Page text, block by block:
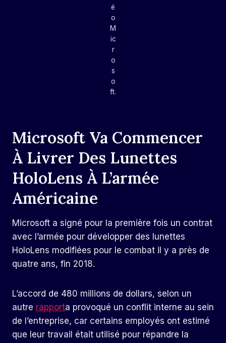
é
o
M
ic
r
o
s
o
ft.
Microsoft Va Commencer
À Livrer Des Lunettes
HoloLens À L’armée
Américaine
Microsoft a signé pour la première fois un contrat
avec l’armée pour développer des lunettes
HoloLens modifiées pour le combat il y a près de
quatre ans, fin 2018.
L’accord de 480 millions de dollars, selon un
autre rapporta provoqué un conflit interne au sein
de l’entreprise, car certains employés ont estimé
que leur travail était utilisé pour répandre la